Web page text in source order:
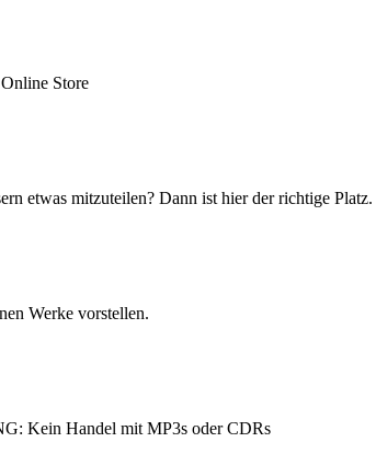
Store
etwas mitzuteilen? Dann ist hier der richtige Platz.
Werke vorstellen.
Kein Handel mit MP3s oder CDRs